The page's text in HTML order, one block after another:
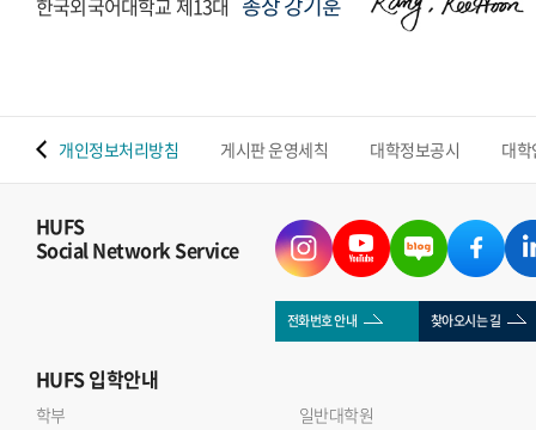
한국외국어대학교 제13대
개인정보처리방침 게시판 운영세칙 대학정보공시 대
HUFS
Social Network Service
전화번호 안내 찾아오시는 길
HUFS입학안내
학부
일반대학원